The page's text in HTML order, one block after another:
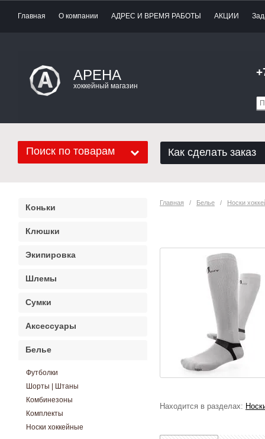
Главная О компании АДРЕС И ВРЕМЯ РАБОТЫ АКЦИИ
АРЕНА
хоккейный магазин
Поиск по товарам Как сделать заказ
Главная
   /
Белье
   /
Носки
Находится в разделах:
Коньки
Клюшки
Экипировка
Шлемы
Сумки
Аксессуары
Белье
Футболки
Шорты | Штаны
Комбинезоны
Комплекты
Носки хоккейные